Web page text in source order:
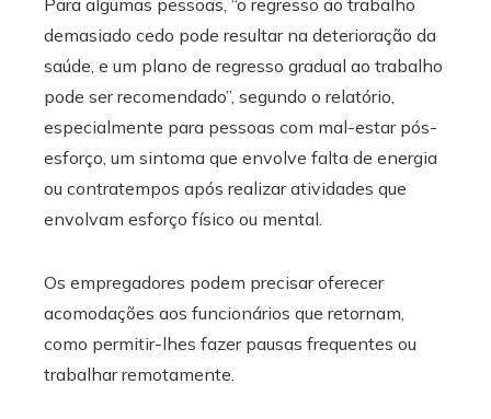
demasiado cedo pode resultar na deterioração da
saúde, e um plano de regresso gradual ao trabalho
pode ser recomendado”, segundo o relatório,
especialmente para pessoas com mal-estar pós-
esforço, um sintoma que envolve falta de energia
ou contratempos após realizar atividades que
envolvam esforço físico ou mental.
Os empregadores podem precisar oferecer
acomodações aos funcionários que retornam,
como permitir-lhes fazer pausas frequentes ou
trabalhar remotamente.